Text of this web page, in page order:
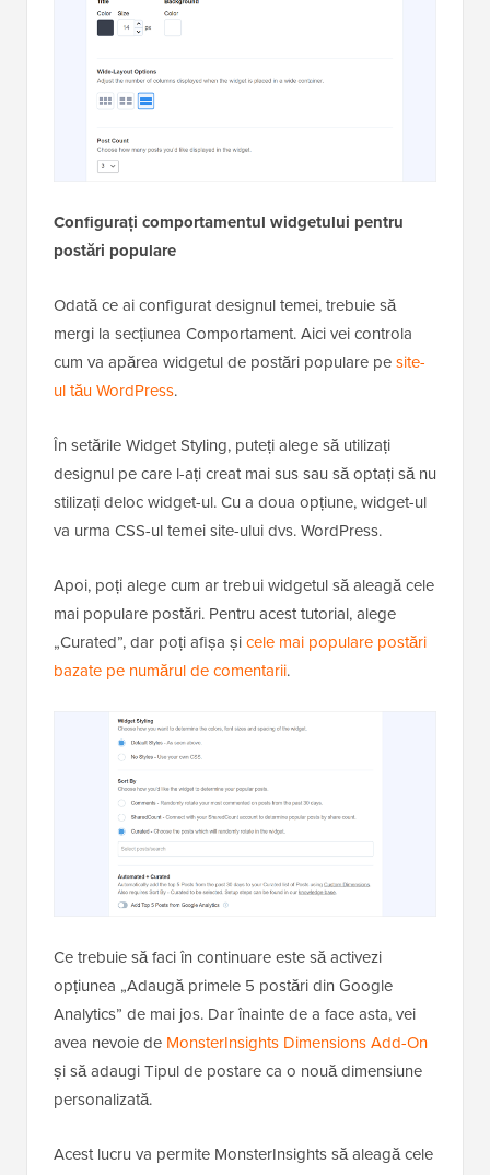
Configurați comportamentul widgetului pentru
postări populare
Odată ce ai configurat designul temei, trebuie să
mergi la secțiunea Comportament. Aici vei controla
cum va apărea widgetul de postări populare pesite-
ul tău WordPress.
În setările Widget Styling, puteți alege să utilizați
designul pe care l-ați creat mai sus sau să optați să nu
stilizați deloc widget-ul. Cu a doua opțiune, widget-ul
va urma CSS-ul temei site-ului dvs. WordPress.
Apoi, poți alege cum ar trebui widgetul să aleagă cele
mai populare postări. Pentru acest tutorial, alege
„Curated”, dar poți afișa șicele mai populare postări
bazate pe numărul de comentarii.
Ce trebuie să faci în continuare este să activezi
opțiunea „Adaugă primele 5 postări din Google
Analytics” de mai jos. Dar înainte de a face asta, vei
avea nevoie de MonsterInsights Dimensions Add-On
și să adaugi Tipul de postare ca o nouă dimensiune
personalizată.
Acest lucru va permite MonsterInsights să aleagă cele